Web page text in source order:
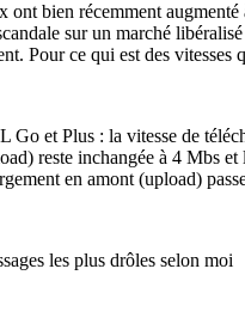
ont bien récemment
sur un marché
Pour ce qui est des vitesses
Go et Plus : la vitesse de
reste inchangée à 4 Mbs et
en amont (upload)
les plus drôles selon moi